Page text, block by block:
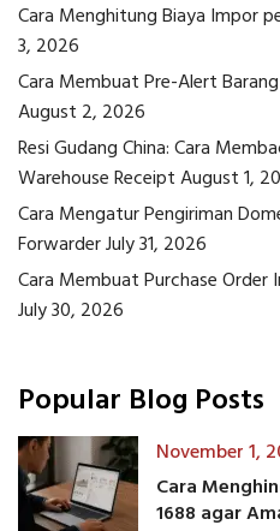
Cara Menghitung Biaya Impor
3, 2026
Cara Membuat Pre-Alert
August 2, 2026
Resi Gudang China: Cara
Warehouse ReceiptAugust 1,
Cara Mengatur Pengiriman
ForwarderJuly 31, 2026
Cara Membuat Purchase Order
July 30, 2026
Popular Blog Posts
November 1,
Cara
1688 agar